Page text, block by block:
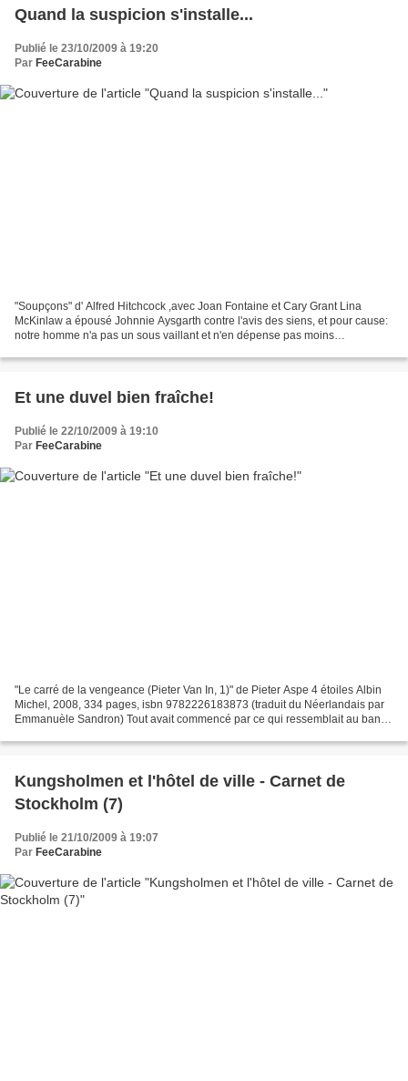
Quand la suspicion s'installe...
Publié le 23/10/2009 à 19:20
Par FeeCarabine
"Soupçons" d' Alfred Hitchcock ,avec Joan Fontaine et Cary Grant Lina
McKinlaw a épousé Johnnie Aysgarth contre l'avis des siens, et pour cause:
notre homme n'a pas un sous vaillant et n'en dépense pas moins
Et une duvel bien fraîche!
Publié le 22/10/2009 à 19:10
Par FeeCarabine
"Le carré de la vengeance (Pieter Van In, 1)" de Pieter Aspe 4 étoiles Albin
Michel, 2008, 334 pages, isbn 9782226183873 (traduit du Néerlandais par
Emmanuèle Sandron) Tout avait commencé par ce qui ressemblait au banal
Kungsholmen et l'hôtel de ville - Carnet de
Stockholm (7)
Publié le 21/10/2009 à 19:07
Par FeeCarabine